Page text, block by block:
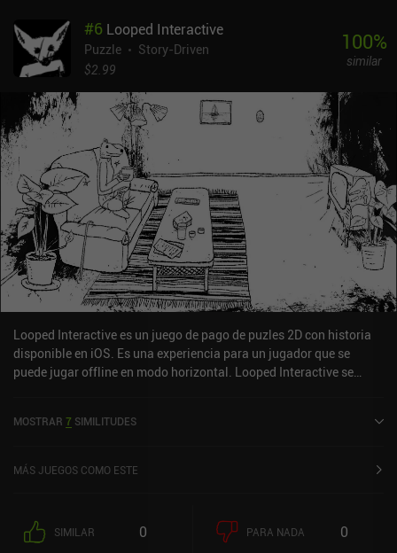
#6 Looped Interactive
Puzzle
Story-Driven
$2.99
100%
similar
Looped Interactive es un juego de pago de puzles 2D con historia
disponible en iOS. Es una experiencia para un jugador que se
puede jugar offline en modo horizontal. Looped Interactive se
MOSTRAR 7 SIMILITUDES
MÁS JUEGOS COMO ESTE
SIMILAR 0 PARA NADA 0